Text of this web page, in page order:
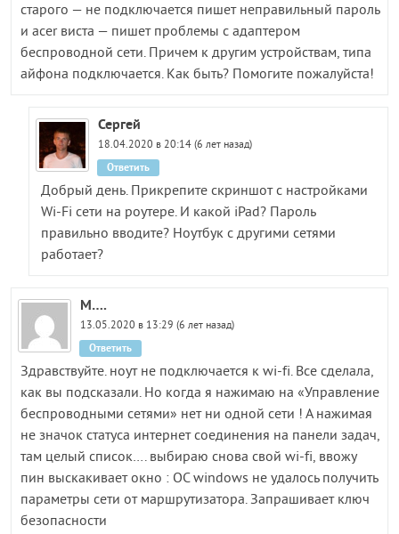
старого — не подключается пишет неправильный пароль
и acer виста — пишет проблемы с адаптером
беспроводной сети. Причем к другим устройствам, типа
айфона подключается. Как быть? Помогите пожалуйста!
Сергей
18.04.2020 в 20:14 (6 лет назад)
Добрый день. Прикрепите скриншот с настройками
Wi-Fi сети на роутере. И какой iPad? Пароль
правильно вводите? Ноутбук с другими сетями
работает?
Ответить
М….
13.05.2020 в 13:29 (6 лет назад)
Здравствуйте. ноут не подключается к wi-fi. Все сделала,
как вы подсказали. Но когда я нажимаю на «Управление
беспроводными сетями» нет ни одной сети ! А нажимая
не значок статуса интернет соединения на панели задач,
там целый список…. выбираю снова свой wi-fi, ввожу
пин выскакивает окно : ОС windows не удалось получить
параметры сети от маршрутизатора. Запрашивает ключ
безопасности
Ответить